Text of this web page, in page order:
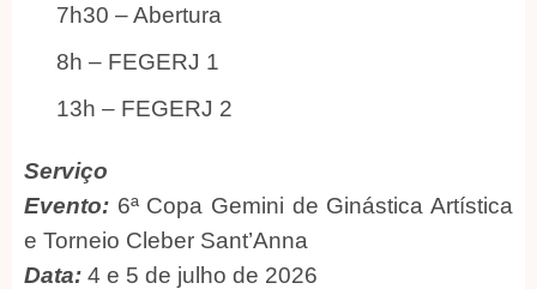
7h30 – Abertura
8h – FEGERJ 1
13h – FEGERJ 2
Serviço
Evento: 6ª Copa Gemini de Ginástica Artística
e Torneio Cleber Sant’Anna
Data: 4 e 5 de julho de 2026